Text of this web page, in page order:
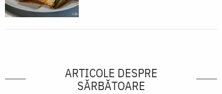
ARTICOLE DESPRE
SĂRBĂTOARE